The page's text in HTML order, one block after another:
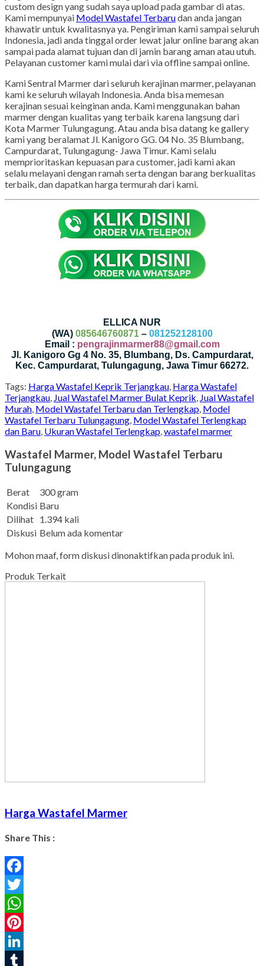
custom design yang sudah saya upload pada gambar di atas.
Kami mempunyai Model Wastafel Terbarudan anda jangan
khawatir untuk kwalitasnya ya. Pengiriman kami sampai seluruh
Indonesia, jadi anda tinggal order lewat jalur online barang akan
sampai pada alamat tujuan dan di jamin barang aman atau utuh.
Pelayanan customer kami mulai dari via offline sampai online.
Kami Sentral Marmer dari seluruh kerajinan marmer, pelayanan
kami ke seluruh wilayah Indonesia. Anda bisa memesan
kerajinan sesuai keinginan anda. Kami menggunakan bahan
marmer dengan kualitas yang terbaik karena langsung dari
Kota Marmer Tulungagung. Atau anda bisa datang ke gallery
kami yang beralamat Jl. Kanigoro GG. 04 No. 35 Blumbang,
Campurdarat, Tulungagung- Jawa Timur. Kami selalu
memprioritaskan kepuasan para customer, jadi kami akan
selalu melayani dengan ramah serta dengan barang berkualitas
terbaik, dan dapatkan harga termurah dari kami.
ELLICA NUR
(WA) 085646760871– 081252128100
Email : pengrajinmarmer88@gmail.com
Jl. Kanigoro Gg 4 No. 35, Blumbang, Ds. Campurdarat,
Kec. Campurdarat, Tulungagung, Jawa Timur 66272.
Tags: Harga Wastafel Keprik Terjangkau, Harga Wastafel
Terjangkau, Jual Wastafel Marmer Bulat Keprik, Jual Wastafel
Murah, Model Wastafel Terbaru dan Terlengkap, Model
Wastafel Terbaru Tulungagung, Model Wastafel Terlengkap
dan Baru, Ukuran Wastafel Terlengkap,wastafel marmer
Wastafel Marmer, Model Wastafel Terbaru
Tulungagung
Berat
300 gram
Kondisi Baru
Dilihat 1.394 kali
Diskusi Belum ada komentar
Mohon maaf, form diskusi dinonaktifkan pada produk ini.
Produk Terkait
Harga Wastafel Marmer
Share This :
Facebook
Twitter
WhatsApp
Pinterest
LinkedIn